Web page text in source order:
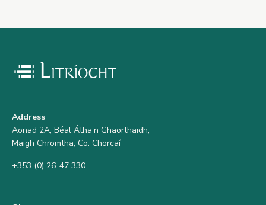
Address
Aonad 2A, Béal Átha’n Ghaorthaidh,
Maigh Chromtha, Co. Chorcaí
+353 (0) 26-47 330